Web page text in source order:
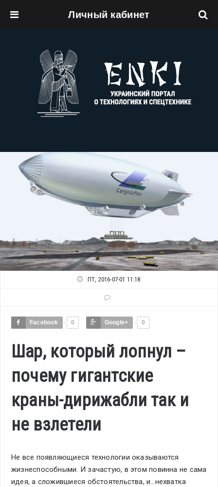
Личный кабинет
ПТ, 2016-07-01 11:18
Facebook 0 Google+ 0
Шар, который лопнул –
почему гигантские
краны-дирижабли так и
не взлетели
Не все появляющиеся технологии оказываются
жизнеспособными. И зачастую, в этом повинна не сама
идея, а сложившиеся обстоятельства, и…нехватка